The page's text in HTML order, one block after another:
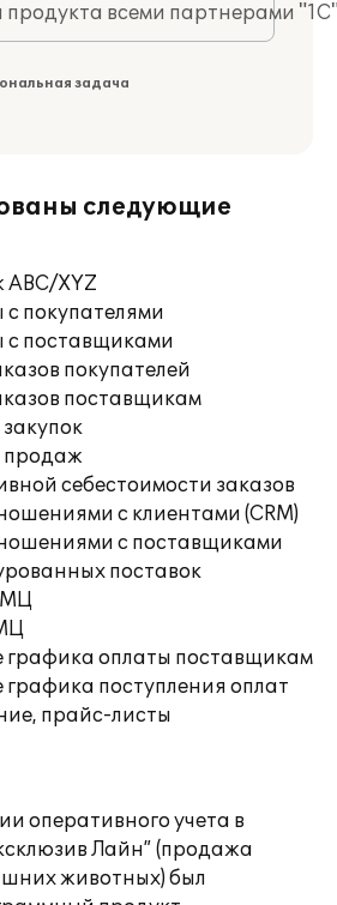
продукта всеми партнерами
задача
следующие
XYZ
покупателями
с поставщиками
покупателей
поставщикам
продаж
себестоимости заказов
с клиентами (CRM)
с поставщиками
поставок
оплаты поставщикам
поступления оплат
прайс-листы
оперативного учета в
Лайн” (продажа
животных) был